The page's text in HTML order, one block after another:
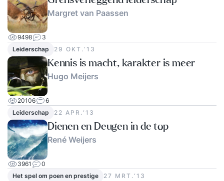
Margret van Paassen
9498
3
Leiderschap
29 OKT.‘13
Kennis is macht, karakter is meer
Hugo Meijers
20106
6
Leiderschap
22 APR.‘13
Dienen en Deugen in de top
René Weijers
3961
0
Het spel om poen en prestige
27 MRT.‘13